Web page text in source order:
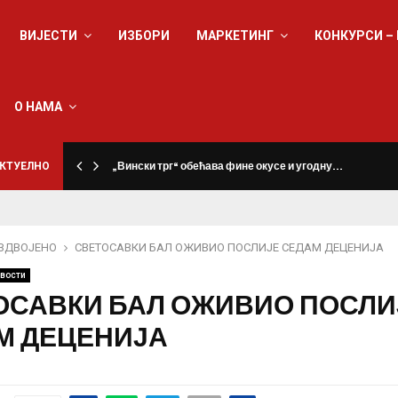
ВИЈЕСТИ ИЗБОРИ МАРКЕТИНГ КОНКУРСИ
О НАМА
„Вински трг“ обећава фине окусе и угодну…
СВЕТОСАВКИ БАЛ ОЖИВИО ПОСЛИЈЕ СЕДАМ ДЕЦЕНИЈА
БАЛ ОЖИВИО
ДЕЦЕНИЈА